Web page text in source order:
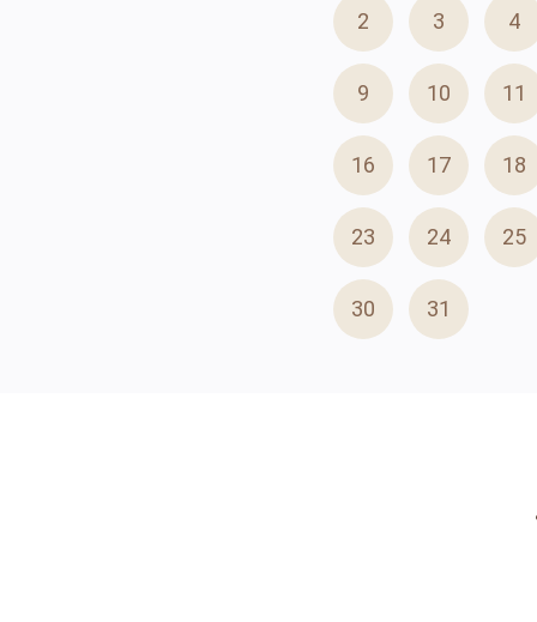
2 3 4
9 10 11
16 17 18
23 24 25
30 31